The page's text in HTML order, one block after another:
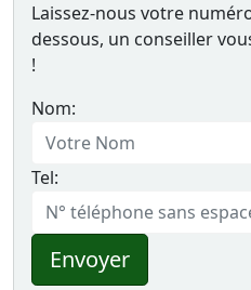
Laissez-nous votre
dessous, un conseiller
!
Nom:
Tel:
Envoyer